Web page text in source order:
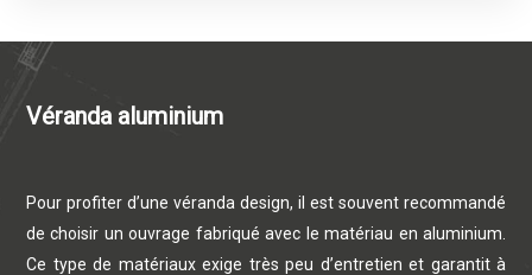
Véranda aluminium
Pour profiter d’une véranda design, il est souvent recommandé
de choisir un ouvrage fabriqué avec le matériau en aluminium.
Ce type de matériaux exige très peu d’entretien et garantit à